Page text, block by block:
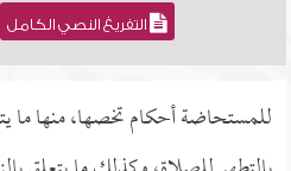
التفريغ النصي الكامل
للمستحاضة أحكام تخصها، منها ما